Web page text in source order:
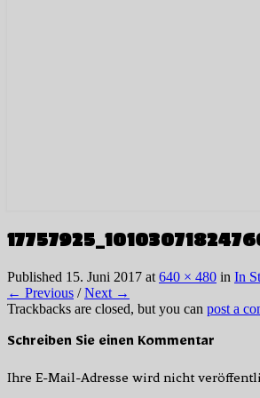
Published 15. Juni 2017 at 640 × 480 in In
← Previous /Next →
Trackbacks are closed, but you can post a
Schreiben Sie einen Kommentar
Ihre E-Mail-Adresse wird nicht